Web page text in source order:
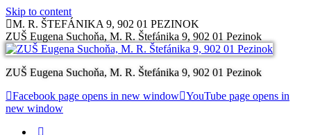
Skip to content
M. R. ŠTEFÁNIKA 9, 902 01 PEZINOK
ZUŠ Eugena Suchoňa, M. R. Štefánika 9, 902 01 Pezinok
ZUŠ Eugena Suchoňa, M. R. Štefánika 9, 902 01 Pezinok
Facebook page opens in new window YouTube page opens in
new window